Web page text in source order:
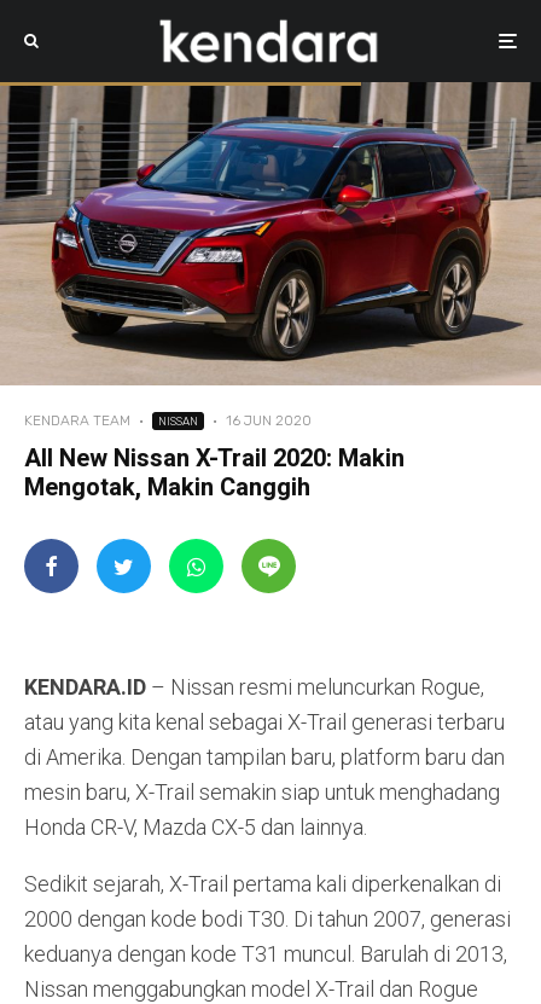
KENDARA TEAM · NISSAN · 16 JUN 2020
All New Nissan X-Trail 2020: Makin
Mengotak, Makin Canggih
KENDARA.ID – Nissan resmi meluncurkan Rogue,
atau yang kita kenal sebagai X-Trail generasi terbaru
di Amerika. Dengan tampilan baru, platform baru dan
mesin baru, X-Trail semakin siap untuk menghadang
Honda CR-V, Mazda CX-5 dan lainnya.
Sedikit sejarah, X-Trail pertama kali diperkenalkan di
2000 dengan kode bodi T30. Di tahun 2007, generasi
keduanya dengan kode T31 muncul. Barulah di 2013,
Nissan menggabungkan model X-Trail dan Rogue